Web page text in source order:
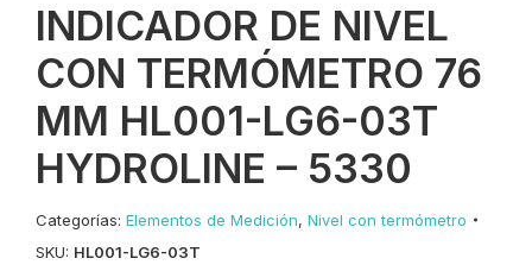
INDICADOR DE NIVEL
CON TERMÓMETRO 76
MM HL001-LG6-03T
HYDROLINE – 5330
Categorías: Elementos de Medición, Nivel con termómetro
SKU: HL001-LG6-03T